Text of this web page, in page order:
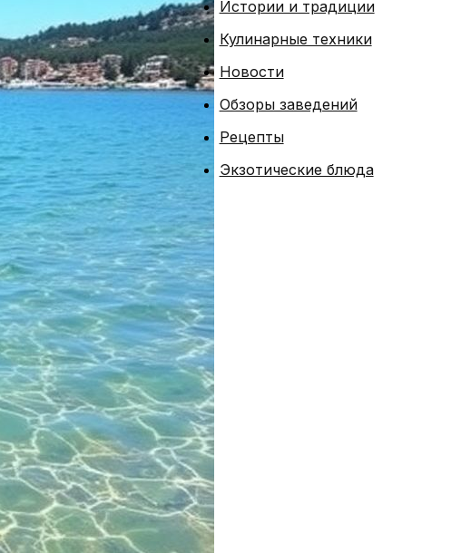
Истории и традиции
Кулинарные техники
Новости
Обзоры заведений
Рецепты
Экзотические блюда